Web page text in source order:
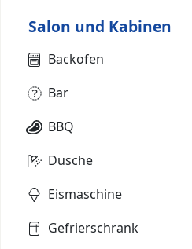
Salon und Kabinen
Backofen
Bar
BBQ
Dusche
Eismaschine
Gefrierschrank